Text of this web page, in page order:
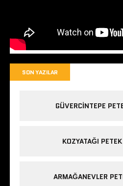
SON YAZILAR
GÜVERCINTEPE
KOZYATAĞI
ARMAĞANEVLER